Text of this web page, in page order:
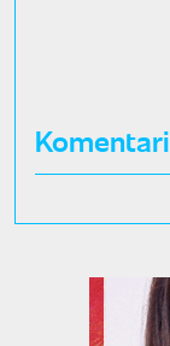
Komentari